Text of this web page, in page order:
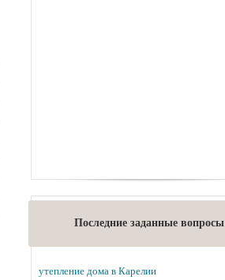
Последние заданные вопросы
утепление дома в Карелии